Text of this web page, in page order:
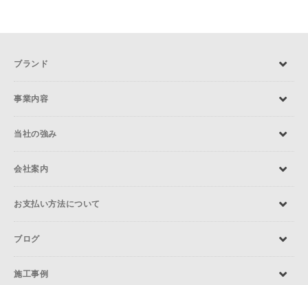
ブランド
事業内容
当社の強み
会社案内
お支払い方法について
ブログ
施工事例